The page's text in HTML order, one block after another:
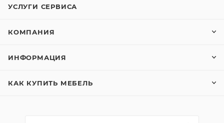
УСЛУГИ СЕРВИСА
КОМПАНИЯ
ИНФОРМАЦИЯ
КАК КУПИТЬ МЕБЕЛЬ